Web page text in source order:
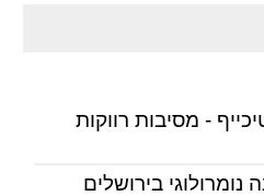
- מסיבות רווקות
נומרולוגי בירושלים